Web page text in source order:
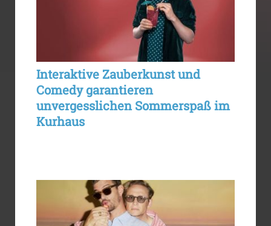
Interaktive Zauberkunst und
Comedy garantieren
unvergesslichen Sommerspaß im
Kurhaus